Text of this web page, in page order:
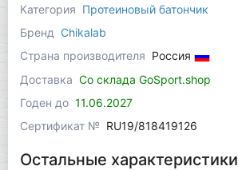
Категория Протеиновый батончик
Бренд
Chikalab
Страна производителя Россия
Доставка Со склада GoSport.shop
Годен до 11.06.2027
Сертификат № RU19/818419126
Остальные характеристики